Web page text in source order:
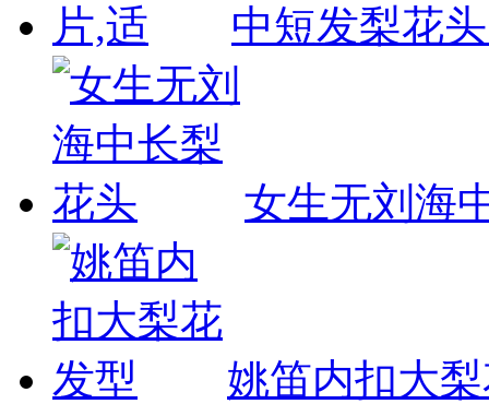
中短发梨花
女生无刘海
姚笛内扣大